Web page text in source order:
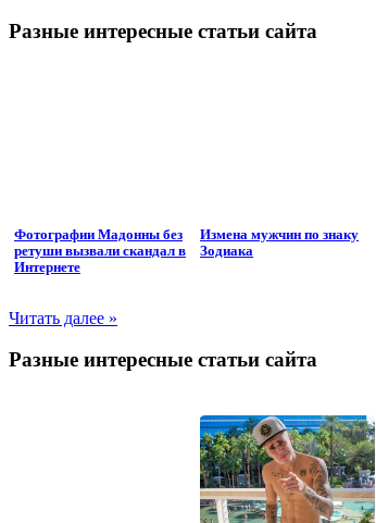
Разные интересные статьи сайта
Фотографии Мадонны без
ретуши вызвали скандал в
Интернете
Измена мужчин по знаку
Зодиака
Читать далее »
Разные интересные статьи сайта